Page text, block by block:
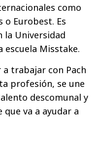
como
o Eurobest. Es
la Universidad
escuela Misstake.
a trabajar con Pach
profesión, se une
descomunal y
que va a ayudar a